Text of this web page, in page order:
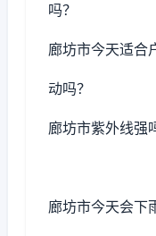
吗？
廊坊市今天适合
动吗？
廊坊市紫外线强
廊坊市今天会下